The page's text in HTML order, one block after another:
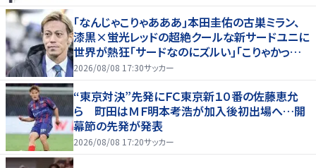
｢なんじゃこりゃあああ｣本田圭佑の古巣ミラン、
漆黒×蛍光レッドの超絶クールな新サードユニに
世界が熱狂｢サードなのにズルい｣｢こりゃかっけ
えわ｣
2026/08/08 17:30サッカー
“東京対決”先発にＦＣ東京新１０番の佐藤恵允
ら 町田はＭＦ明本考浩が加入後初出場へ…開
幕節の先発が発表
2026/08/08 17:20サッカー